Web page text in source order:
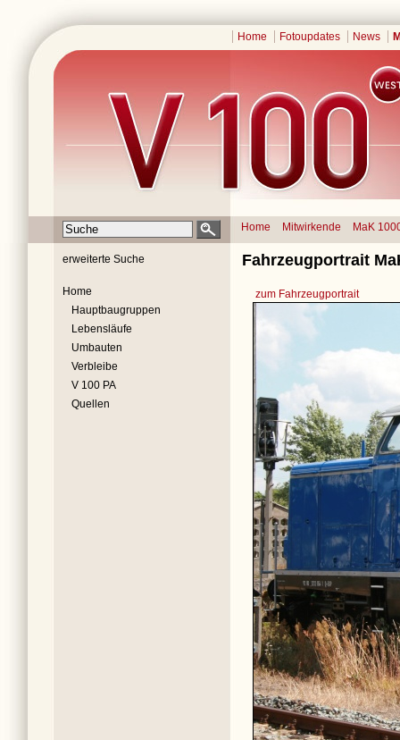
Home Fotoupdates News
Home Mitwirkende MaK
erweiterte Suche
Home
Hauptbaugruppen
Lebensläufe
Umbauten
Verbleibe
V 100 PA
Quellen
Fahrzeugportrait
zum Fahrzeugportrait